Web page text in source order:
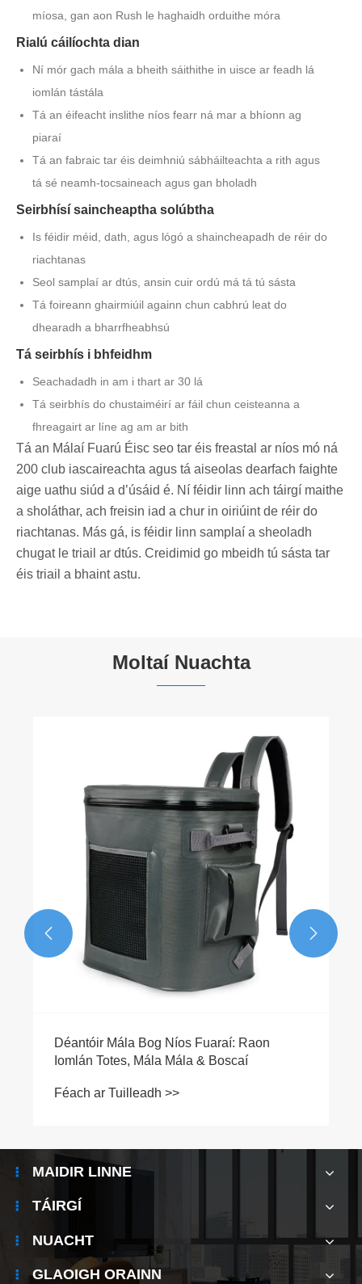
míosa, gan aon Rush le haghaidh orduithe móra
Rialú cáilíochta dian
Ní mór gach mála a bheith sáithithe in uisce ar feadh lá
iomlán tástála
Tá an éifeacht inslithe níos fearr ná mar a bhíonn ag
piaraí
Tá an fabraic tar éis deimhniú sábháilteachta a rith agus
tá sé neamh-tocsaineach agus gan bholadh
Seirbhísí saincheaptha solúbtha
Is féidir méid, dath, agus lógó a shaincheapadh de réir do
riachtanas
Seol samplaí ar dtús, ansin cuir ordú má tá tú sásta
Tá foireann ghairmiúil againn chun cabhrú leat do
dhearadh a bharrfheabhsú
Tá seirbhís i bhfeidhm
Seachadadh in am i thart ar 30 lá
Tá seirbhís do chustaiméirí ar fáil chun ceisteanna a
fhreagairt ar líne ag am ar bith
Tá an Málaí Fuarú Éisc seo tar éis freastal ar níos mó ná
200 club iascaireachta agus tá aiseolas dearfach faighte
aige uathu siúd a d’úsáid é. Ní féidir linn ach táirgí maithe
a sholáthar, ach freisin iad a chur in oiriúint de réir do
riachtanas. Más gá, is féidir linn samplaí a sheoladh
chugat le triail ar dtús. Creidimid go mbeidh tú sásta tar
éis triail a bhaint astu.
Moltaí Nuachta
Málaí Fuarú RPET Athchúrsáilte: Treoir
Foinsithe GRS le haghaidh Éicea-bhrandaí
2026
Féach ar Tuilleadh >>
 
MAIDIR LINNE
TÁIRGÍ
NUACHT
GLAOIGH ORAINN